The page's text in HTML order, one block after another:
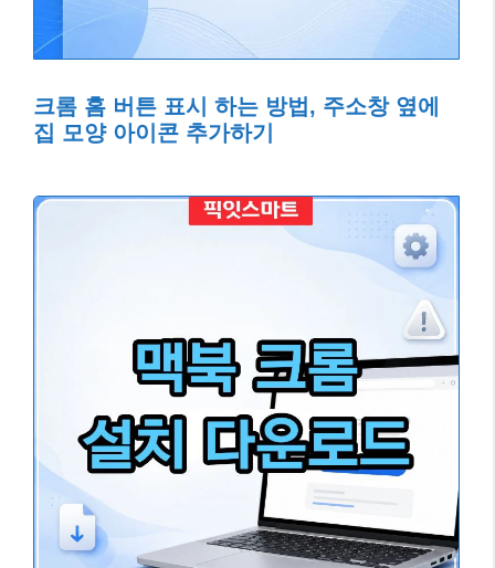
크롬 홈 버튼 표시 하는 방법, 주소창 옆에
집 모양 아이콘 추가하기